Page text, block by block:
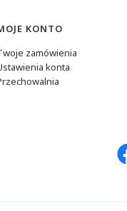
KONTO
zamówienia
konta